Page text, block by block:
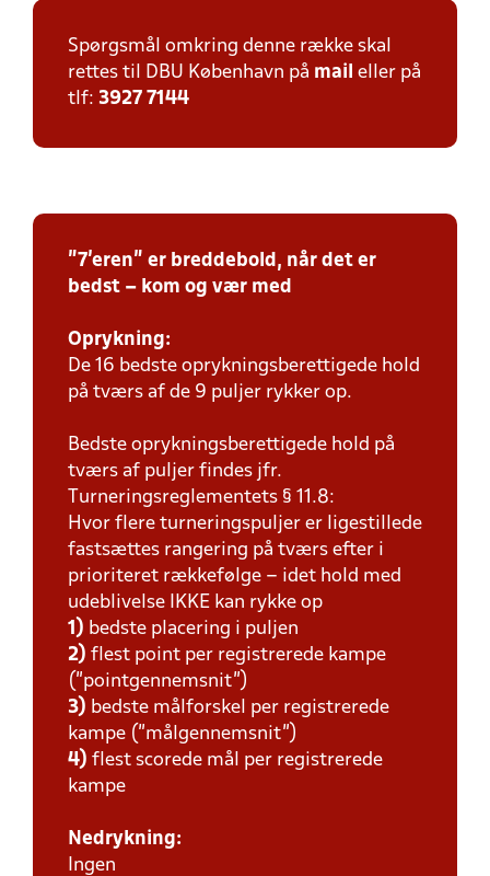
Spørgsmål omkring denne række skal
rettes til DBU København på mail eller på
tlf: 3927 7144
"7'eren" er breddebold, når det er
bedst – kom og vær med
Oprykning:
De 16 bedste oprykningsberettigede hold
på tværs af de 9 puljer rykker op.
Bedste oprykningsberettigede hold på
tværs af puljer findes jfr.
Turneringsreglementets § 11.8:
Hvor flere turneringspuljer er ligestillede
fastsættes rangering på tværs efter i
prioriteret rækkefølge – idet hold med
udeblivelse IKKE kan rykke op
1) bedste placering i puljen
2) flest point per registrerede kampe
(”pointgennemsnit”)
3) bedste målforskel per registrerede
kampe (”målgennemsnit”)
4) flest scorede mål per registrerede
kampe
Nedrykning:
Ingen